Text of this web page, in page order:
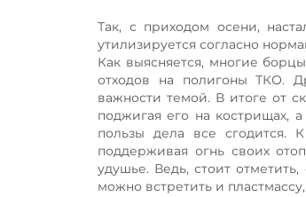
Так, с приходом осени,
утилизируется согласно
Как выясняется, многие
отходов на полигоны ТКО.
важности темой. В итоге от
поджигая его на кострищах,
пользы дела все сгодится.
поддерживая огнь своих
удушье. Ведь, стоит
можно встретить и